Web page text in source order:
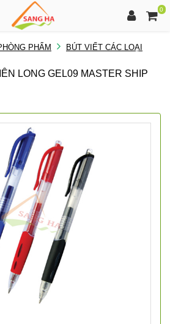
0
PHẨM
BÚT VIẾT CÁC LOẠI
LONG GEL09 MASTER SHIP